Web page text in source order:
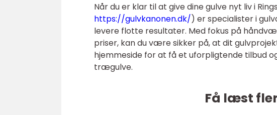
Når du er klar til at give dine gulve nyt liv i
https://gulvkanonen.dk/) er specialister i
levere flotte resultater. Med fokus på
priser, kan du være sikker på, at dit
hjemmeside for at få et uforpligtende tilbud
trægulve.
Få læst